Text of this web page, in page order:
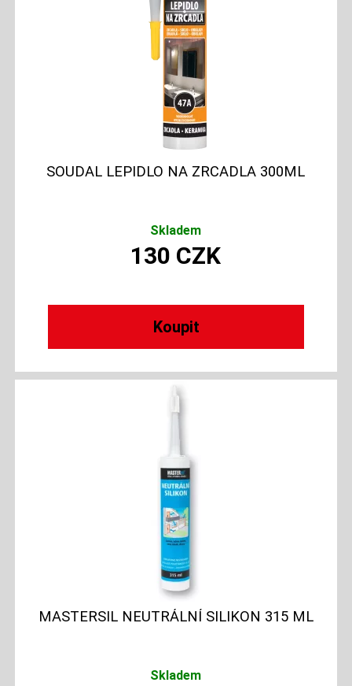
SOUDAL LEPIDLO NA ZRCADLA 300ML
Skladem
130 CZK
MASTERSIL NEUTRÁLNÍ SILIKON 315 ML
Skladem